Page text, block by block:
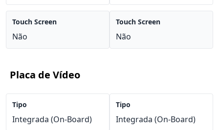
Touch Screen
Não
Touch Screen
Não
Placa de Vídeo
Tipo
Integrada (On-Board)
Tipo
Integrada (On-Board)